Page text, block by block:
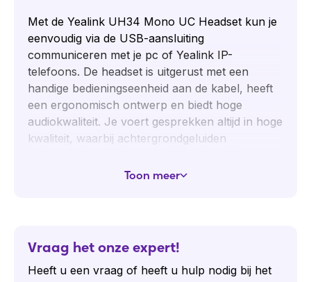
Met de Yealink UH34 Mono UC Headset kun je
eenvoudig via de USB-aansluiting
communiceren met je pc of Yealink IP-
telefoons. De headset is uitgerust met een
handige bedieningseenheid aan de kabel, heeft
een ergonomisch ontwerp en biedt hoge
audiokwaliteit. Je voert gesprekken altijd in hoge
kwaliteit, waarbij achtergrondgeluiden
geluidniveaus worden gedempt om
geschikt voor dagelijks gebruik. Bovendien is de
headset extra licht van gewicht.
Toon meer
Vraag het onze expert!
Heeft u een vraag of heeft u hulp nodig bij het